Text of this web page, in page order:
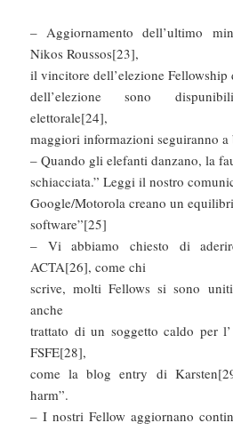
– Aggiornamento dell’ultimo
Nikos Roussos[23],
il vincitore dell’elezione
dell’elezione sono
elettorale[24],
maggiori informazioni seguiranno a
– Quando gli elefanti danzano, la
schiacciata.” Leggi il nostro
Google/Motorola creano un
software”[25]
– Vi abbiamo chiesto di
ACTA[26], come chi
scrive, molti Fellows si sono
anche
trattato di un soggetto caldo per
FSFE[28],
come la blog entry di
harm”.
– I nostri Fellow aggiornano